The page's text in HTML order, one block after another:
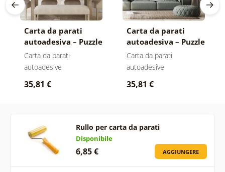
Carta da parati
autoadesiva – Puzzle
pastello di motivi
Carta da parati
autoadesive
35,81 €
Carta da parati
autoadesiva – Puzzle
di motivi grigio-
bianco
Carta da parati
autoadesive
35,81 €
Rullo per carta da parati
Disponibile
6,85 € AGGIUNGERE